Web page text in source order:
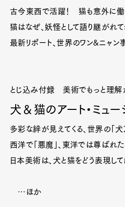
古今東西で活躍！ 猫も意外に働
猫はなぜ、妖怪として語り継がれて
最新リポート、世界のワン&ニャン
とじ込み付録 美術でもっと理解
犬＆猫のアート・ミュー
多彩な絆が見えてくる、世界の「犬ア
西洋で「悪魔」、東洋では尊ばれ
日本美術は、犬と猫をどう表現して
…ほか